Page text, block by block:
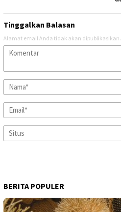
Tinggalkan Balasan
Alamat email Anda tidak akan dipublikasikan.
BERITA POPULER